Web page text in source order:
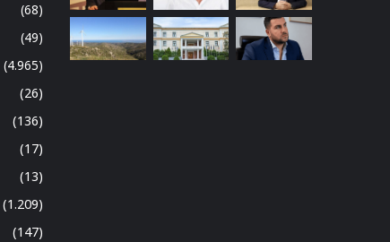
(68)
(49)
(4.965)
(26)
(136)
(17)
(13)
(1.209)
(147)